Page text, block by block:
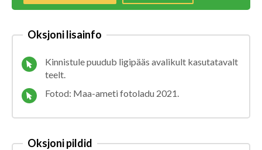
Oksjoni lisainfo
Kinnistule puudub ligipääs avalikult kasutatavalt
teelt.
Fotod: Maa-ameti fotoladu 2021.
Oksjoni pildid